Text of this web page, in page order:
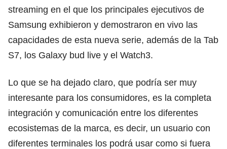
streaming en el que los principales ejecutivos de
Samsung exhibieron y demostraron en vivo las
capacidades de esta nueva serie, además de la Tab
S7, los Galaxy bud live y el Watch3.
Lo que se ha dejado claro, que podría ser muy
interesante para los consumidores, es la completa
integración y comunicación entre los diferentes
ecosistemas de la marca, es decir, un usuario con
diferentes terminales los podrá usar como si fuera